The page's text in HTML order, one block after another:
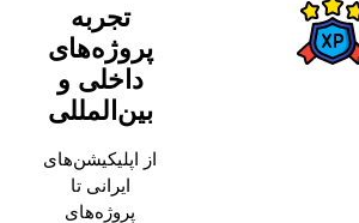
تجربه
پروژه‌های
داخلی و
بین‌المللی
از اپلیکیشن‌های
ایرانی تا
پروژه‌های